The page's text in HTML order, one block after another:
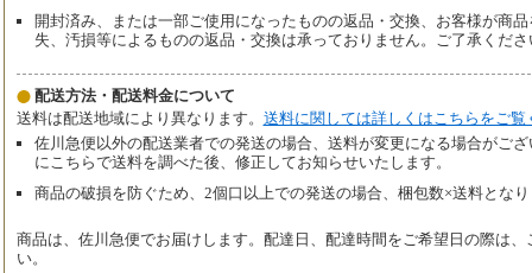
開封済み、または一部ご使用になったものの返品・交換、お客様が商
失、汚損等によるものの返品・交換は承っておりません。ご了承くださ
配送方法・配送料金について
送料は配送地域により異なります。 送料に関しては詳しくはこちらをご覧
佐川急便以外の配送業者での発送の場合、送料が変更になる場合がご
にこちらで送料を調べた後、修正してお知らせいたします。
商品の破損を防ぐため、2個口以上での発送の場合、梱包数×送料とな
商品は、佐川急便でお届けします。配達日、配達時間をご希望日の際は
い。